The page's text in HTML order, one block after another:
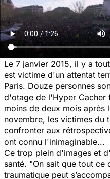
Le 7 janvier 2015, il y a
est victime d'un attentat
Paris. Douze personnes
d'otage de l'Hyper Cacher
moins de deux mois après
novembre, les victimes du
confronter aux
ont connu l'inimaginable...
Ce trop plein d'images et
santé. "On sait que tout ce
traumatique peut